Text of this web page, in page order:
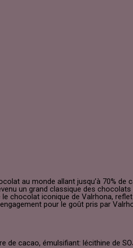
au monde allant jusqu’à 70% de
un grand classique des
chocolat iconique de Valrhona,
pour le goût pris par
de cacao, émulsifiant: lécithine de